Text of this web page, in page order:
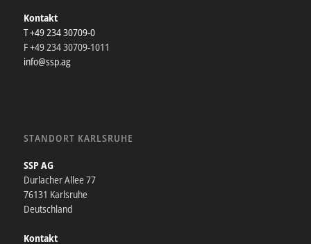
Kontakt
T +49 234 30709-0
F +49 234 30709-1011
info@ssp.ag
STANDORT KARLSRUHE
SSP AG
Durlacher Allee 77
76131 Karlsruhe
Deutschland
Kontakt